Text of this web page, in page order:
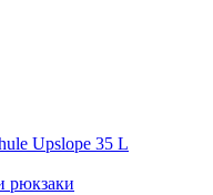
Upslope 35 L
рюкзаки